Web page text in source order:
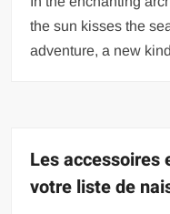
the sun kisses the
adventure, a new
Les accessoires
votre liste de